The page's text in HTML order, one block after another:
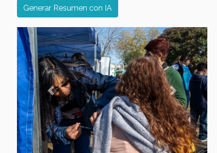
Generar Resumen con IA
Previous Next